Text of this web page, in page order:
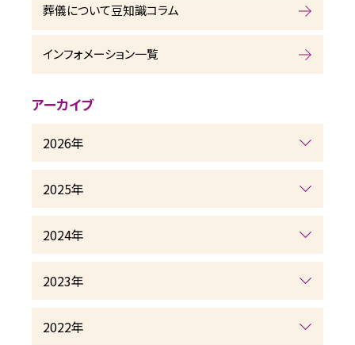
葬儀について豆知識コラム
インフォメーション一覧
アーカイブ
2026年
2025年
2024年
2023年
2022年